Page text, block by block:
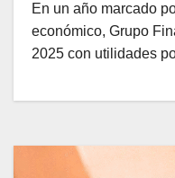
En un año marcado
económico, Grupo
2025 con utilidades